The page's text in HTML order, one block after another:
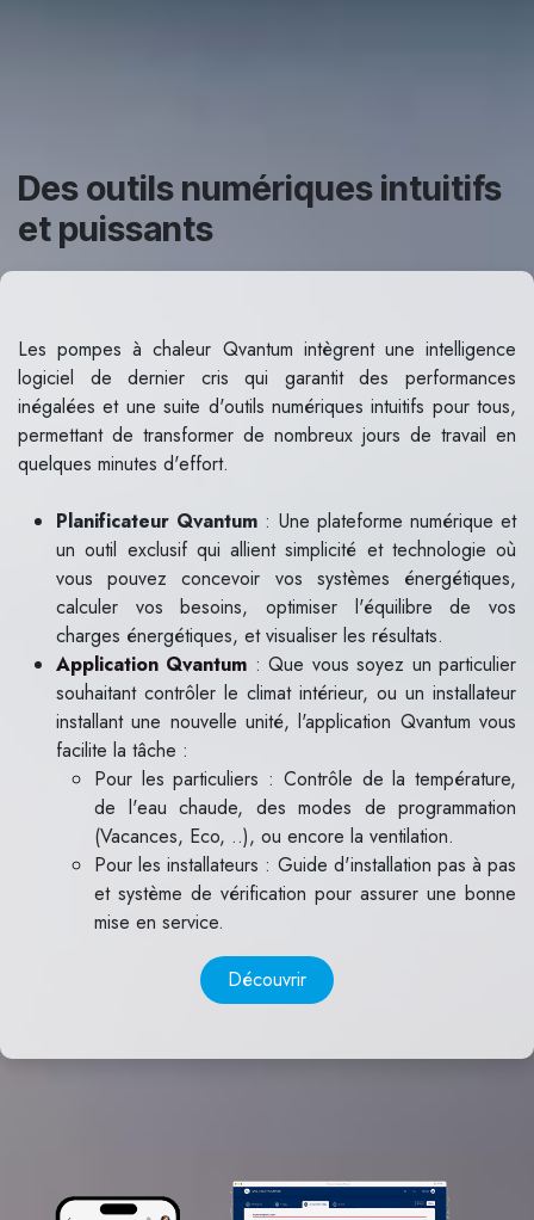
Des outils numériques intuitifs
et puissants
Les pompes à chaleur Qvantum intègrent une intelligence
logiciel de dernier cris qui garantit des performances
inégalées et une suite d'outils numériques intuitifs pour tous,
permettant de transformer de nombreux jours de travail en
quelques minutes d'effort.
Planificateur Qvantum : Une plateforme numérique et
un outil exclusif qui allient simplicité et technologie où
vous pouvez concevoir vos systèmes énergétiques,
calculer vos besoins, optimiser l'équilibre de vos
charges énergétiques, et visualiser les résultats.
Application Qvantum : Que vous soyez un particulier
souhaitant contrôler le climat intérieur, ou un installateur
installant une nouvelle unité, l'application Qvantum vous
facilite la tâche :
Pour les particuliers : Contrôle de la température,
de l'eau chaude, des modes de programmation
(Vacances, Eco, ..), ou encore la ventilation.
Pour les installateurs : Guide d'installation pas à pas
et système de vérification pour assurer une bonne
mise en service.
Découvrir​​